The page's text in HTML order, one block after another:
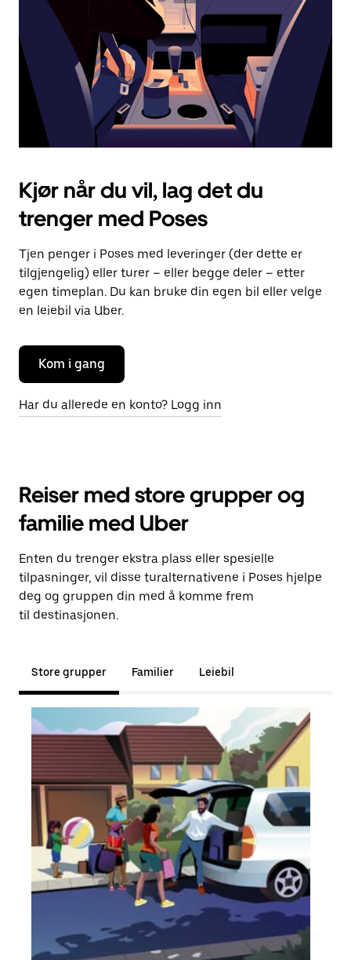
kalenderen.
Kjør når du vil, lag det du
trenger med Poses
Tjen penger i Poses med leveringer (der dette er
tilgjengelig) eller turer – eller begge deler – etter
egen timeplan. Du kan bruke din egen bil eller velge
en leiebil via Uber.
Kom i gang
Har du allerede en konto? Logg inn
Reiser med store grupper og
familie med Uber
Enten du trenger ekstra plass eller spesielle
tilpasninger, vil disse turalternativene i Poses hjelpe
deg og gruppen din med å komme frem
til destinasjonen.
Store grupper Familier Leiebil